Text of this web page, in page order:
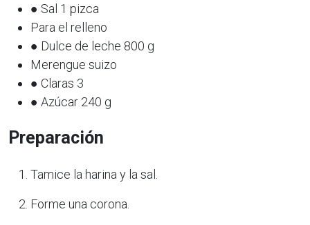
● Sal 1 pizca
Para el relleno
● Dulce de leche 800 g
Merengue suizo
● Claras 3
● Azúcar 240 g
Preparación
Tamice la harina y la sal.
Forme una corona.